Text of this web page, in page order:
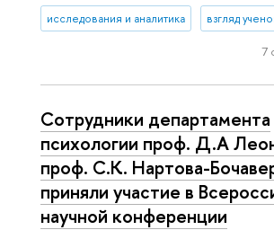
исследования и аналитика взгляд
7
Сотрудники департамента
психологии проф. Д.А
проф. С.К. Нартова-
приняли участие в
научной конференции